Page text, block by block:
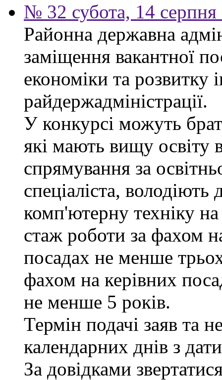
№ 32 субота, 14
Районна державна
заміщення вакантної
економіки та розвитку
райдержадміністрації.
У конкурсі можуть
які мають вищу освіту
спрямування за
спеціаліста,
комп'ютерну техніку на
стаж роботи за фахом
посадах не менше
фахом на керівних
не менше 5 років.
Термін подачі заяв та
календарних днів з
За довідками